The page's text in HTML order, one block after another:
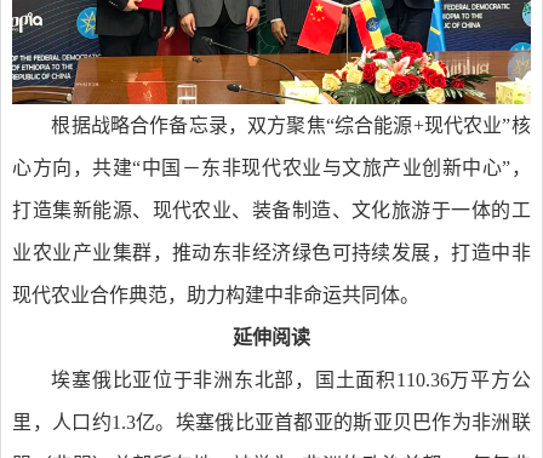
根据战略合作备忘录，双方聚焦“综合能源+现代农业”核
心方向，共建“中国－东非现代农业与文旅产业创新中心”，
打造集新能源、现代农业、装备制造、文化旅游于一体的工
业农业产业集群，推动东非经济绿色可持续发展，打造中非
现代农业合作典范，助力构建中非命运共同体。
延伸阅读
埃塞俄比亚位于非洲东北部，国土面积110.36万平方公
里，人口约1.3亿。埃塞俄比亚首都亚的斯亚贝巴作为非洲联